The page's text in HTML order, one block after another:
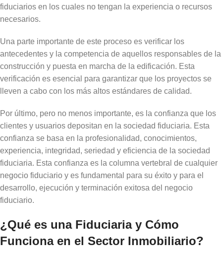
fiduciarios en los cuales no tengan la experiencia o recursos
necesarios.
Una parte importante de este proceso es verificar los
antecedentes y la competencia de aquellos responsables de la
construcción y puesta en marcha de la edificación. Esta
verificación es esencial para garantizar que los proyectos se
lleven a cabo con los más altos estándares de calidad.
Por último, pero no menos importante, es la confianza que los
clientes y usuarios depositan en la sociedad fiduciaria. Esta
confianza se basa en la profesionalidad, conocimientos,
experiencia, integridad, seriedad y eficiencia de la sociedad
fiduciaria. Esta confianza es la columna vertebral de cualquier
negocio fiduciario y es fundamental para su éxito y para el
desarrollo, ejecución y terminación exitosa del negocio
fiduciario.
¿Qué es una Fiduciaria y Cómo
Funciona en el Sector Inmobiliario?